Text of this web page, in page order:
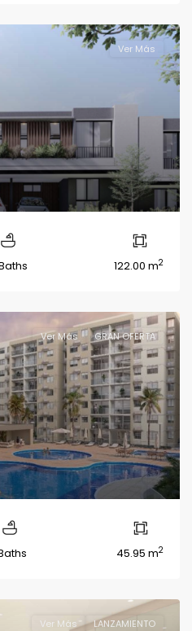
Ver Más
122.00 m2
Ver Más GRAN OFERTA
45.95 m2
Ver Más LANZAMIENTO